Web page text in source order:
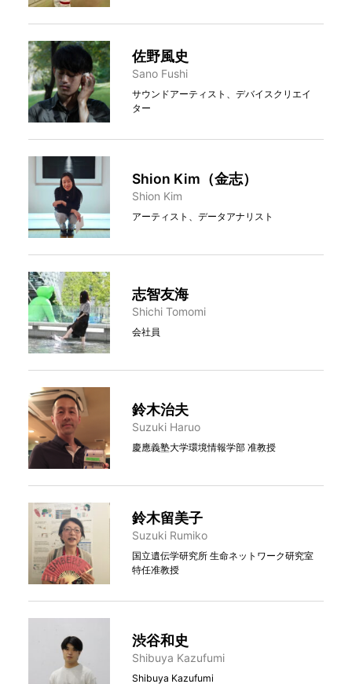
佐野風史
Sano Fushi
サウンドアーティスト、デバイスクリエイ
ター
Shion Kim（金志）
Shion Kim
アーティスト、データアナリスト
志智友海
Shichi Tomomi
会社員
鈴木治夫
Suzuki Haruo
慶應義塾大学環境情報学部 准教授
鈴木留美子
Suzuki Rumiko
国立遺伝学研究所 生命ネットワーク研究室
特任准教授
渋谷和史
Shibuya Kazufumi
Shibuya Kazufumi